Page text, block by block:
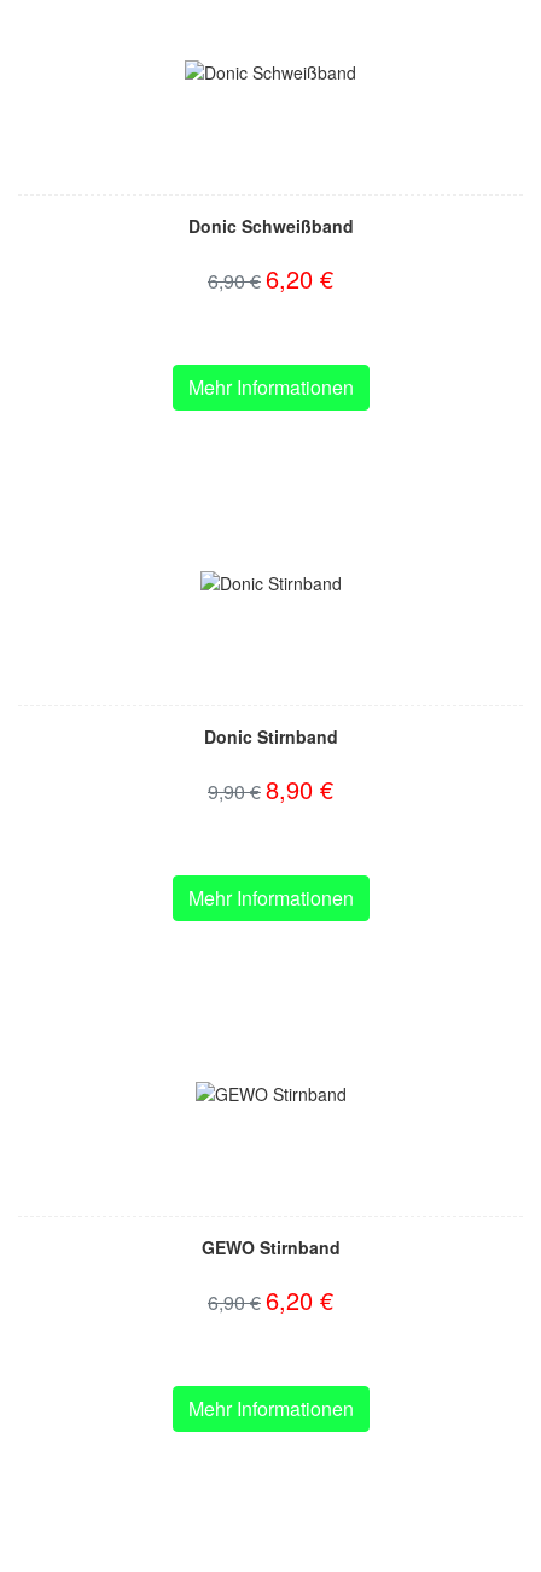
Donic Schweißband
6,90 €6,20 €
Mehr Informationen
Donic Stirnband
9,90 €8,90 €
Mehr Informationen
GEWO Stirnband
6,90 €6,20 €
Mehr Informationen